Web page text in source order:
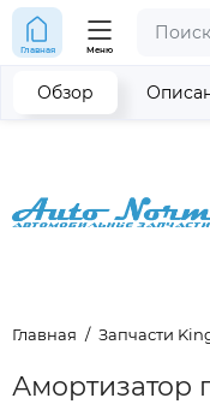
Главная Меню
Главная Запчасти
Амортизатор
Обзор